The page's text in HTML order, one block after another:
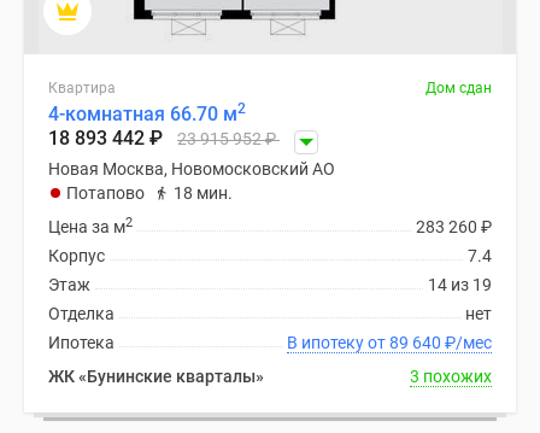
41%
Видео
новостроек
Субсидированная
застройщиком
Rutube
Поиск
Москве
Программа
Квартира Дом сдан
4-комнатная 66.70 м2
18 893 442 ₽ 23 915 952₽
Новая Москва, Новомосковский АО
Потапово
18 мин.
283 260 ₽
Цена за м2
7.4
Корпус
14 из 19
Этаж
нет
Отделка
В ипотеку от 89 640 ₽/мес
Ипотека
ЖК «Бунинские кварталы»
3 похожих